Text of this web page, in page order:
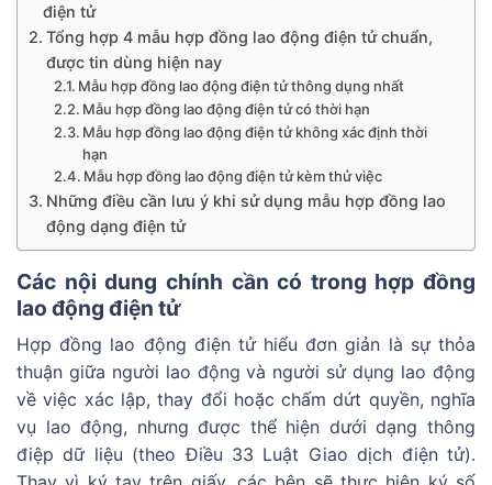
điện tử
Tổng hợp 4 mẫu hợp đồng lao động điện tử chuẩn,
được tin dùng hiện nay
Mẫu hợp đồng lao động điện tử thông dụng nhất
Mẫu hợp đồng lao động điện tử có thời hạn
Mẫu hợp đồng lao động điện tử không xác định thời
hạn
Mẫu hợp đồng lao động điện tử kèm thử việc
Những điều cần lưu ý khi sử dụng mẫu hợp đồng lao
động dạng điện tử
Các nội dung chính cần có trong hợp đồng
lao động điện tử
Hợp đồng lao động điện tử hiểu đơn giản là sự thỏa
thuận giữa người lao động và người sử dụng lao động
về việc xác lập, thay đổi hoặc chấm dứt quyền, nghĩa
vụ lao động, nhưng được thể hiện dưới dạng thông
điệp dữ liệu (theo Điều 33 Luật Giao dịch điện tử).